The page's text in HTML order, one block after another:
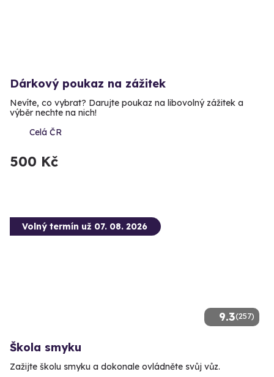
Dárkový poukaz na zážitek
Nevíte, co vybrat? Darujte poukaz na libovolný zážitek a
výběr nechte na nich!
Celá ČR
500 Kč
9.3(257)
Volný termín už 07. 08. 2026
Škola smyku
Zažijte školu smyku a dokonale ovládněte svůj vůz.